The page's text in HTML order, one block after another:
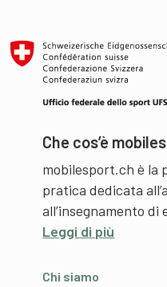
Che cos’è
mobilesport.ch è la
pratica dedicata
all’insegnamento di
Leggi di più
Chi siamo